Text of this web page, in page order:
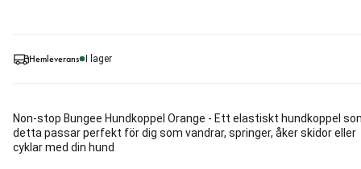
Hemleverans I lager
Non-stop Bungee Hundkoppel Orange - Ett elastiskt hundkoppel
detta passar perfekt för dig som vandrar, springer, åker skidor eller
cyklar med din hund